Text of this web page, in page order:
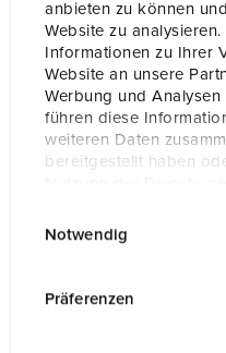
anbieten zu können
Website zu
Informationen zu Ihrer
Website an unsere
Werbung und
führen diese
weiteren Daten
bereitgestellt haben
Notwendig
Präferenzen
Gewicht
Certificeringen
Combinatie uit voorraad